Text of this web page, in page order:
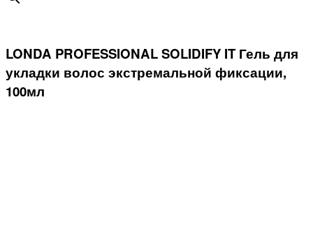
LONDA PROFESSIONAL SOLIDIFY IT Гель для
укладки волос экстремальной фиксации,
100мл